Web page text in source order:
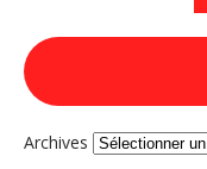
Archives